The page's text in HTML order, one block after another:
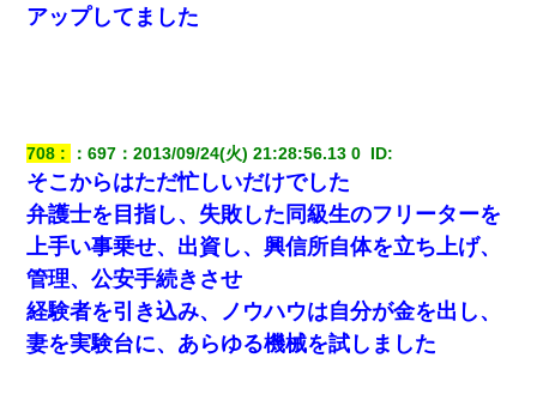
アップしてました
708 ：697 ：2013/09/24(火) 21:28:56.13 0 ID:
そこからはただ忙しいだけでした
弁護士を目指し、失敗した同級生のフリーターを
上手い事乗せ、出資し、興信所自体を立ち上げ、
管理、公安手続きさせ
経験者を引き込み、ノウハウは自分が金を出し、
妻を実験台に、あらゆる機械を試しました